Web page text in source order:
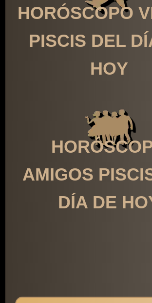
HORÓSCOPO
PISCIS DEL
HOY
AMIGOS
DÍA DE